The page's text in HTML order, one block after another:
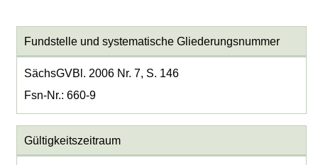
Fundstelle und systematische Gliederungsnummer
SächsGVBl. 2006 Nr. 7, S. 146
Fsn-Nr.: 660-9
Gültigkeitszeitraum